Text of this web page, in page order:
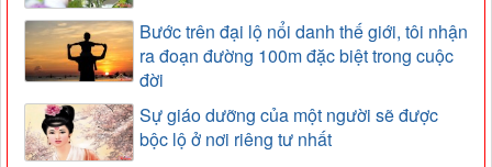
Bước trên đại lộ nổi danh thế giới, tôi nhận
ra đoạn đường 100m đặc biệt trong cuộc
đời
Sự giáo dưỡng của một người sẽ được
bộc lộ ở nơi riêng tư nhất